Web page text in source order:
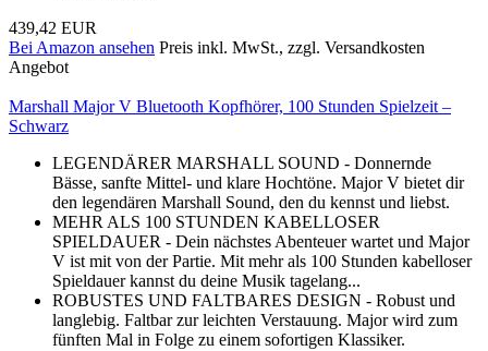
439,42 EUR
Bei Amazon ansehen Preis inkl. MwSt., zzgl. Versandkosten
Angebot
Marshall Major V Bluetooth Kopfhörer, 100 Stunden Spielzeit –
Schwarz
LEGENDÄRER MARSHALL SOUND - Donnernde
Bässe, sanfte Mittel- und klare Hochtöne. Major V bietet dir
den legendären Marshall Sound, den du kennst und liebst.
MEHR ALS 100 STUNDEN KABELLOSER
SPIELDAUER - Dein nächstes Abenteuer wartet und Major
V ist mit von der Partie. Mit mehr als 100 Stunden kabelloser
Spieldauer kannst du deine Musik tagelang...
ROBUSTES UND FALTBARES DESIGN - Robust und
langlebig. Faltbar zur leichten Verstauung. Major wird zum
fünften Mal in Folge zu einem sofortigen Klassiker.